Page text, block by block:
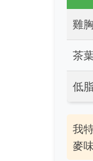
雞
茶
低
我
麥